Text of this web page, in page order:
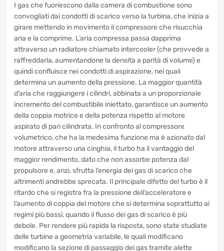
invece, è alloggiato in quello di aspirazione.
I gas che fuoriescono dalla camera di combustione sono
convogliati dai condotti di scarico verso la turbina, che
inizia a girare mettendo in movimento il compressore che
risucchia aria e la comprime. L’aria compressa passa
dapprima attraverso un radiatore chiamato intercooler
(che provvede a raffreddarla, aumentandone la densità a
parità di volume) e quindi confluisce nei condotti di
aspirazione, nei quali determina un aumento della
pressione. La maggior quantità d’aria che raggiungere i
cilindri, abbinata a un proporzionale incremento del
combustibile iniettato, garantisce un aumento della coppia
motrice e della potenza rispetto al motore aspirato di pari
cilindrata. In confronto al compressore volumetrico, che ha
la medesima funzione ma è azionato dal motore attraverso
una cinghia, il turbo ha il vantaggio del maggior rendimento,
dato che non assorbe potenza dal propulsore e, anzi,
sfrutta l’energia dei gas di scarico che altrimenti andrebbe
sprecata. Il principale difetto del turbo è il ritardo che si
registra fra la pressione dell’acceleratore e l’aumento di
coppia del motore che si determina soprattutto ai regimi più
bassi, quando il flusso dei gas di scarico è più debole. Per